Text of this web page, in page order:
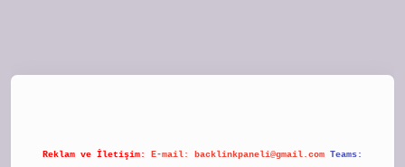
Reklam ve İletişim: E-mail: backlinkpaneli@gmail.com Teams: